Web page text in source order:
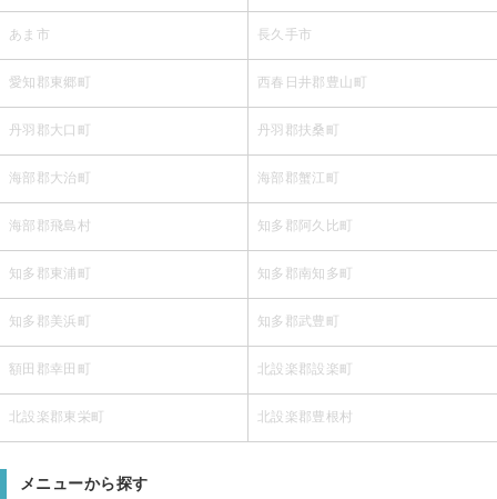
あま市 長久手市
愛知郡東郷町 西春日井郡豊山町
丹羽郡大口町 丹羽郡扶桑町
海部郡大治町 海部郡蟹江町
海部郡飛島村 知多郡阿久比町
知多郡東浦町 知多郡南知多町
知多郡美浜町 知多郡武豊町
額田郡幸田町 北設楽郡設楽町
北設楽郡東栄町 北設楽郡豊根村
メニューから探す